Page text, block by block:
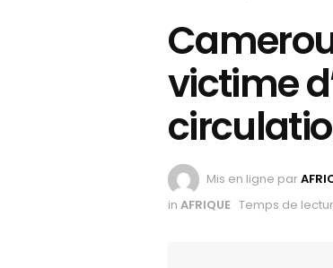
victime
Mis en ligne par
in AFRIQUE Temps de